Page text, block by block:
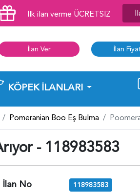
İlk ilan verme ÜCRETSİZ
İlan Ver İlan
KÖPEK İLANLARI
Pomeranian Boo Eş Bulma
- 118983583
İlan No 118983583